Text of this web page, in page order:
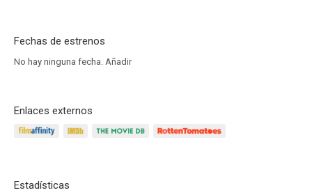
Fechas de estrenos
No hay ninguna fecha. Añadir
Enlaces externos
Estadísticas